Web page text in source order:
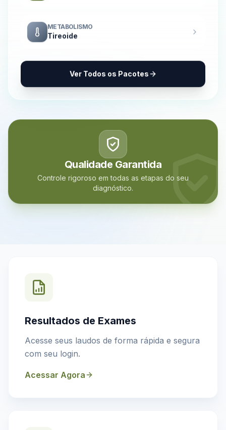
METABOLISMO
Tireoide
Ver Todos os Pacotes
Qualidade Garantida
Controle rigoroso em todas as etapas do seu
diagnóstico.
Resultados de Exames
Acesse seus laudos de forma rápida e segura
com seu login.
Acessar Agora